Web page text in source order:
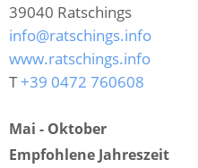
39040 Ratschings
info@ratschings.info
www.ratschings.info
T+39 0472 760608
Mai - Oktober
Empfohlene Jahreszeit